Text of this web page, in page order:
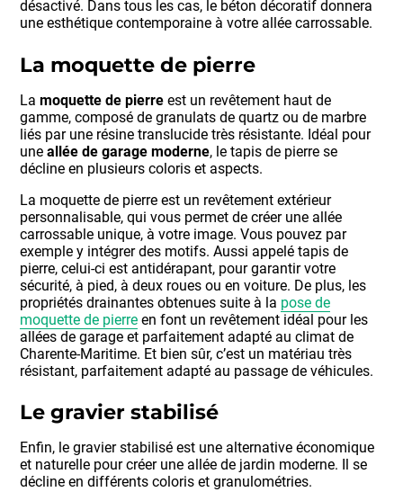
désactivé. Dans tous les cas, le béton décoratif donnera
une esthétique contemporaine à votre allée carrossable.
La moquette de pierre
Lamoquette de pierre est un revêtement haut de
gamme, composé de granulats de quartz ou de marbre
liés par une résine translucide très résistante. Idéal pour
uneallée de garage moderne, le tapis de pierre se
décline en plusieurs coloris et aspects.
La moquette de pierre est un revêtement extérieur
personnalisable, qui vous permet de créer une allée
carrossable unique, à votre image. Vous pouvez par
exemple y intégrer des motifs. Aussi appelé tapis de
pierre, celui-ci est antidérapant, pour garantir votre
sécurité, à pied, à deux roues ou en voiture. De plus, les
propriétés drainantes obtenues suite à la pose de
moquette de pierre en font un revêtement idéal pour les
allées de garage et parfaitement adapté au climat de
Charente-Maritime. Et bien sûr, c’est un matériau très
résistant, parfaitement adapté au passage de véhicules.
Le gravier stabilisé
Enfin, le gravier stabilisé est une alternative économique
et naturelle pour créer une allée de jardin moderne. Il se
décline en différents coloris et granulométries.